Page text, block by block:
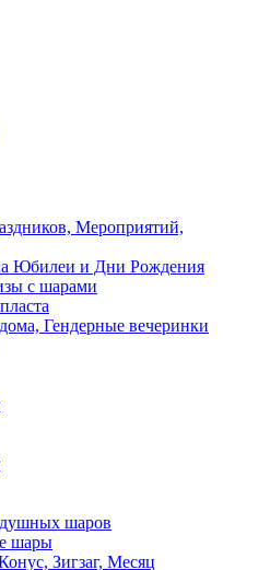
Мероприятий,
Юбилеи и Дни Рождения
с шарами
Гендерные вечеринки
шаров
шары
Зигзаг, Месяц